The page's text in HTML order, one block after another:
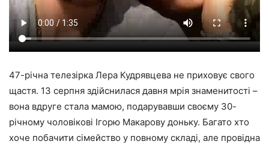
47-річна телезірка Лера Кудрявцева не приховує свого
щастя. 13 серпня здійснилася давня мрія знаменитості –
вона вдруге стала мамою, подарувавши своєму 30-
річному чоловікові Ігорю Макарову доньку. Багато хто
хоче побачити сімейство у повному складі, але провідна